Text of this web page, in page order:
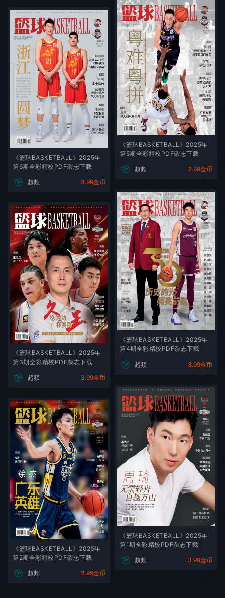
《篮球BASKETBALL》2025年
第6期全彩精校PDF杂志下载
超频 3.99金币
《篮球BASKETBALL》2025年
第5期全彩精校PDF杂志下载
超频 3.99金币
《篮球BASKETBALL》2025年
第3期全彩精校PDF杂志下载
超频 3.99金币
《篮球BASKETBALL》2025年
第4期全彩精校PDF杂志下载
超频 3.99金币
《篮球BASKETBALL》2025年
第2期全彩精校PDF杂志下载
超频 3.99金币
《篮球BASKETBALL》2025年
第1期全彩精校PDF杂志下载
超频 3.99金币
微刊杂志社
微刊杂
微刊杂志社
微刊杂
微刊杂志社
微刊杂
微刊杂志社
微刊杂
微刊杂志社
微刊杂
微刊杂志社
微刊杂
微刊杂志社
微刊杂
微刊杂志社
微刊杂
微刊杂志社
微刊杂
微刊杂志社
微刊杂